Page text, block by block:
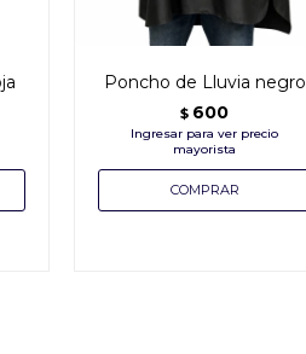
Poncho de Lluvia negro
$ 600